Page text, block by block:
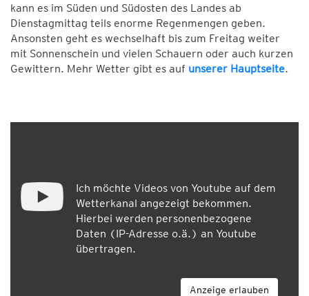
kann es im Süden und Südosten des Landes ab
Dienstagmittag teils enorme Regenmengen geben.
Ansonsten geht es wechselhaft bis zum Freitag weiter
mit Sonnenschein und vielen Schauern oder auch kurzen
Gewittern. Mehr Wetter gibt es auf unserer Hauptseite.
Ich möchte Videos von Youtube auf dem
Wetterkanal angezeigt bekommen.
Hierbei werden personenbezogene
Daten (IP-Adresse o.ä.) an Youtube
übertragen.
Anzeige erlauben